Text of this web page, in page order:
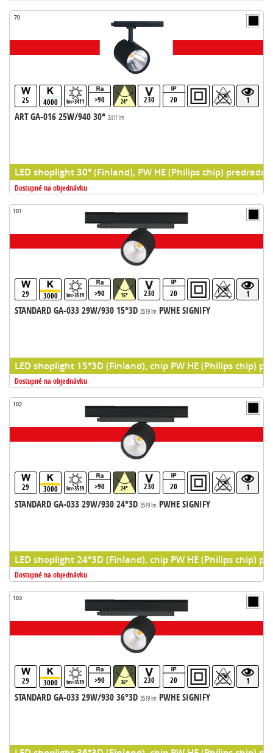
70
25 4000 lm>3411 >90 24° 230 20 1
ART GA-016 25W/940 30° 3411 lm
LED shoplight 30° (Finland), PW HE (Philips chip)
Dostupné na objednávku
101
29 3000 lm>3519 >90 15° 230 20 1
STANDARD GA-033 29W/930 15°3D 3519 lmPWHE SIGNIFY
LED shoplight 15°3D (Finland), chip PW HE (Philips chip)
Dostupné na objednávku
102
29 3000 lm>3519 >90 24° 230 20 1
STANDARD GA-033 29W/930 24°3D 3519 lmPWHE SIGNIFY
LED shoplight 24°3D (Finland), chip PW HE (Philips chip)
Dostupné na objednávku
103
29 3000 lm>3519 >90 36° 230 20 1
STANDARD GA-033 29W/930 36°3D 3519 lmPWHE SIGNIFY